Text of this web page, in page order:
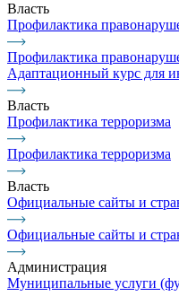
Власть
Профилактика
Профилактика
Адаптационный курс для
Власть
Профилактика терроризма
Профилактика терроризма
Власть
Официальные сайты и
Официальные сайты и
Администрация
Муниципальные услуги